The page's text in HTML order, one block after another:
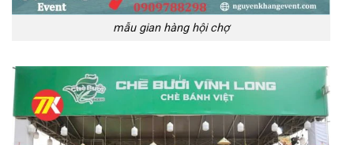
mẫu gian hàng hội chợ